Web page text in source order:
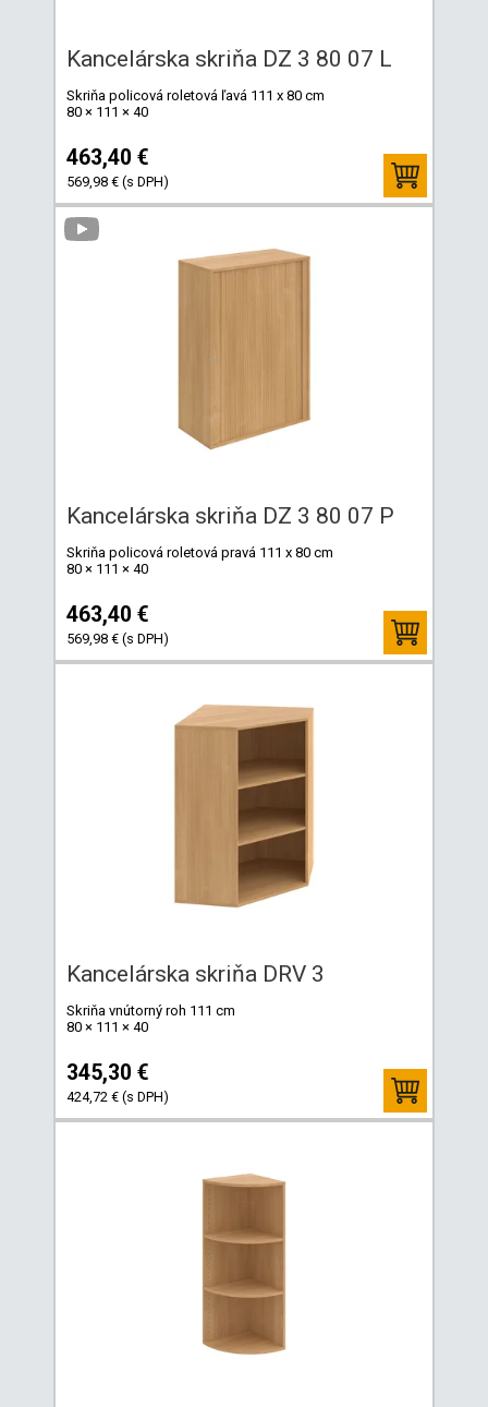
Kancelárska skriňa DZ 3 80 07 L
Skriňa policová roletová ľavá 111 x 80 cm
80 × 111 × 40
463,40 €
569,98 € (s DPH)
Kancelárska skriňa DZ 3 80 07 P
Skriňa policová roletová pravá 111 x 80 cm
80 × 111 × 40
463,40 €
569,98 € (s DPH)
Kancelárska skriňa DRV 3
Skriňa vnútorný roh 111 cm
80 × 111 × 40
345,30 €
424,72 € (s DPH)